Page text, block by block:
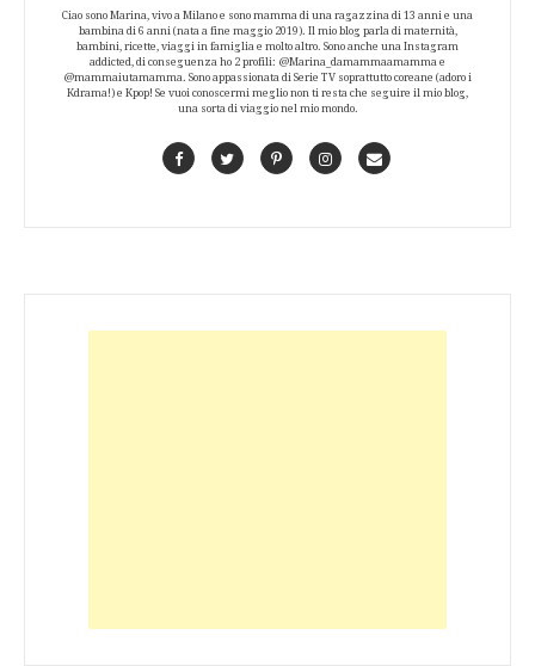
Ciao sono Marina, vivo a Milano e sono mamma di una ragazzina di 13 anni e una
bambina di 6 anni (nata a fine maggio 2019). Il mio blog parla di maternità,
bambini, ricette, viaggi in famiglia e molto altro. Sono anche una Instagram
addicted, di conseguenza ho 2 profili: @Marina_damammaamamma e
@mammaiutamamma. Sono appassionata di Serie TV soprattutto coreane (adoro i
Kdrama!) e Kpop! Se vuoi conoscermi meglio non ti resta che seguire il mio blog,
una sorta di viaggio nel mio mondo.
FacebookTwitterPinterestInstagramContact